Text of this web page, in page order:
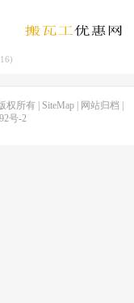
16)
所有 | SiteMap| 网站归档
号-2